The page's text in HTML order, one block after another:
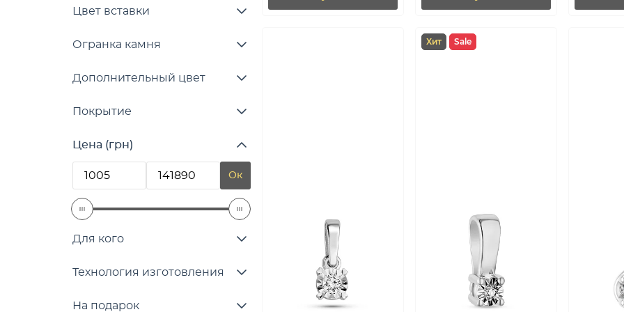
Цвет вставки
Огранка камня
Дополнительный цвет
Покрытие
Цена (грн)
Ок
Для кого
Технология изготовления
На подарок
Хит Sale